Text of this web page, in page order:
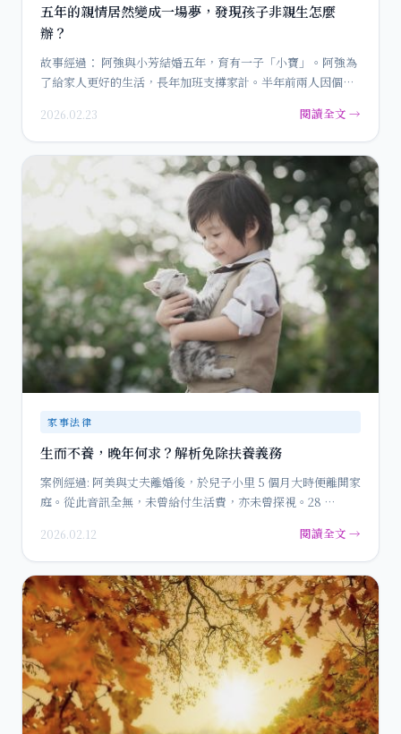
五年的親情居然變成一場夢，發現孩子非親生怎麼
辦？
故事經過： 阿強與小芳結婚五年，育有一子「小寶」。阿強為
了給家人更好的生活，長年加班支撐家計。半年前兩人因個性
2026.02.23 閱讀全文 →
家事法律
生而不養，晚年何求？解析免除扶養義務
案例經過: 阿美與丈夫離婚後，於兒子小里 5 個月大時便離開家
庭。從此音訊全無，未曾給付生活費，亦未曾探視。28 …
2026.02.12 閱讀全文 →